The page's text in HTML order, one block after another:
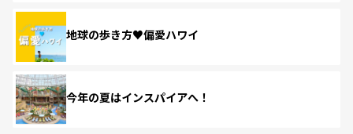
地球の歩き方♥偏愛ハワイ
今年の夏はインスパイアへ！